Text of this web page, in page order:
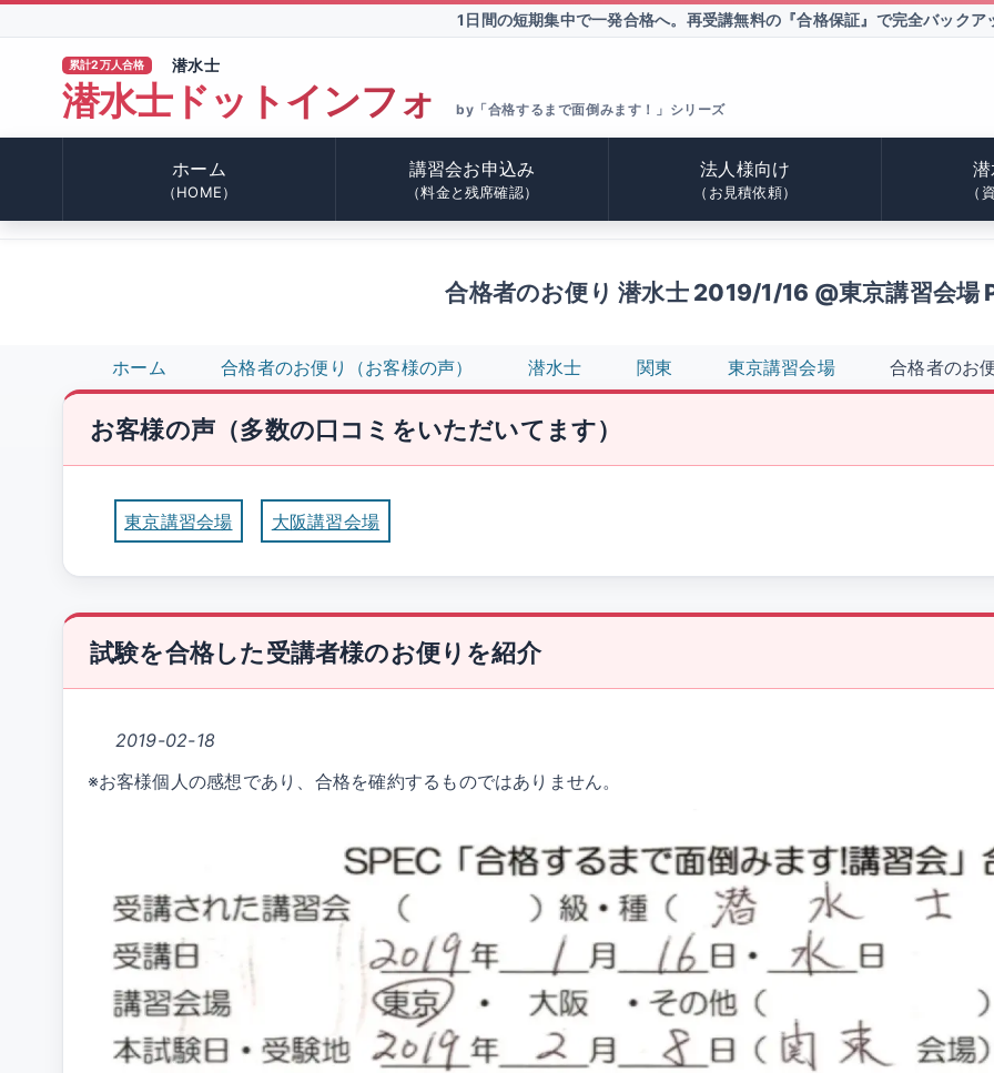
1日間の短期集中で一発合格へ。 再受講無料の『合格保証』で完全バックア
累計2万人合格 潜水士
潜水士ドットインフォ by「合格するまで面倒みます！」シリーズ
ホーム
（HOME）
講習会お申込み
（料金と残席確認）
法人様向け
（お見積依頼） （
合格者のお便り 潜水士 2019/1/16 @東京講習会場
ホーム 合格者のお便り（お客様の声） 潜水士 関東 東京講習会場 合格者のお
お客様の声（多数の口コミをいただいてます）
東京講習会場 大阪講習会場
試験を合格した受講者様のお便りを紹介
2019-02-18
※お客様個人の感想であり、合格を確約するものではありません。